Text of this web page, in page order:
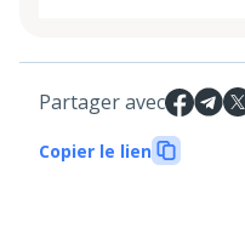
Partager avec
Copier le lien